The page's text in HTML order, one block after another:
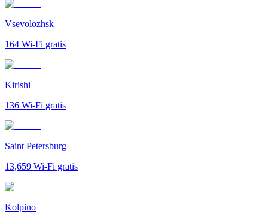
Vsevolozhsk
164 Wi-Fi gratis
Kirishi
136 Wi-Fi gratis
Saint Petersburg
13,659 Wi-Fi gratis
Kolpino